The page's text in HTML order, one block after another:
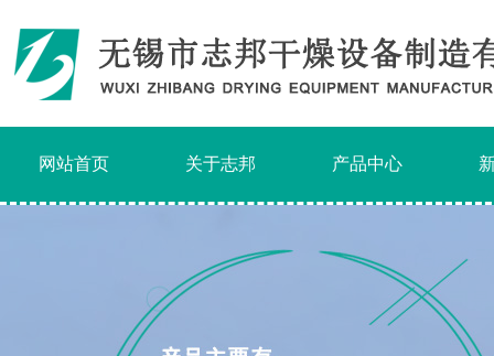
网站首页 关于志邦 产品中心